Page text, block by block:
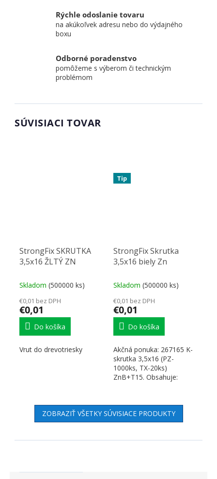
Rýchle odoslanie tovaru
na akúkoľvek adresu nebo do výdajného
boxu
Odborné poradenstvo
pomôžeme s výberom či technickým
problémom
SÚVISIACI TOVAR
StrongFix SKRUTKA
3,5x16 ŽLTÝ ZN
Skladom (500000 ks)
€0,01 bez DPH
€0,01
Do košíka
Vrut do drevotriesky
Tip
StrongFix Skrutka
3,5x16 biely Zn
Skladom (500000 ks)
€0,01 bez DPH
€0,01
Do košíka
Akčná ponuka: 267165 K-
skrutka 3,5x16 (PZ-
1000ks, TX-20ks)
ZnB+T15. Obsahuje:
ZOBRAZIŤ VŠETKY SÚVISIACE PRODUKTY